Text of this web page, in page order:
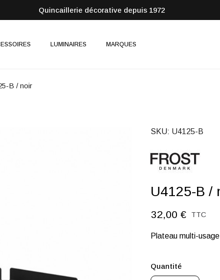
Quincaillerie décorative depuis 1972
LUMINAIRES MARQUES
B / noir
SKU U4125-B
U4125-B /
32,00 € TTC
Plateau multi-
Quantité